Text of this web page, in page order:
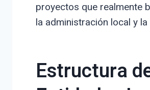
proyectos que realmente
la administración local y
Estructura